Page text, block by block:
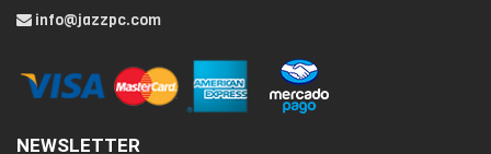
info@jazzpc.com
NEWSLETTER